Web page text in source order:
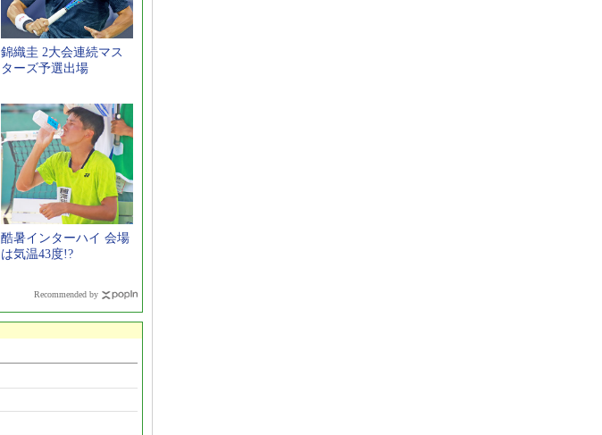
錦織圭 2大会連続マス
ターズ予選出場
酷暑インターハイ 会場
は気温43度!?
Recommended by